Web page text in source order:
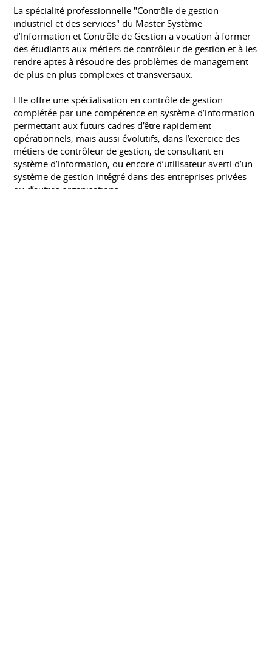
La spécialité professionnelle "Contrôle de gestion
industriel et des services" du Master Système
d’Information et Contrôle de Gestion a vocation à former
des étudiants aux métiers de contrôleur de gestion et à les
rendre aptes à résoudre des problèmes de management
de plus en plus complexes et transversaux.
Elle offre une spécialisation en contrôle de gestion
complétée par une compétence en système d’information
permettant aux futurs cadres d’être rapidement
opérationnels, mais aussi évolutifs, dans l’exercice des
métiers de contrôleur de gestion, de consultant en
système d’information, ou encore d’utilisateur averti d’un
système de gestion intégré dans des entreprises privées
ou d’autres organisations.